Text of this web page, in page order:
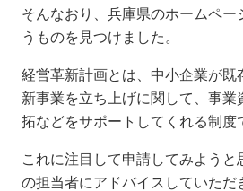
そんなおり、兵庫県のホームペー
うものを見つけました。
経営革新計画とは、中小企業が既
新事業を立ち上げに関して、事業
拓などをサポートしてくれる制度
これに注目して申請してみようと
の担当者にアドバイスしていただ